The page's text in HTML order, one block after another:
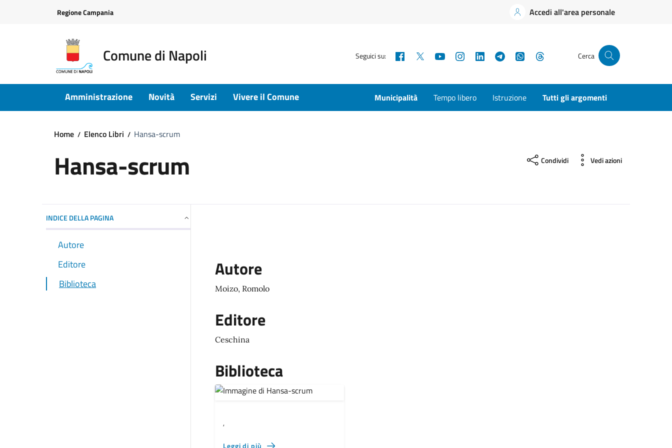
Regione Campania Accedi all'area personale
Comune di Napoli Seguici su: Facebook YouTubeInstagramLinkedInTelegramWhatsApp Cerca
Amministrazione Novità Servizi Vivere il Comune Municipalità Tempo libero Istruzione Tutti gli argomenti
Home Elenco Libri Hansa-scrum
Hansa-scrum Condividi Vedi azioni
INDICE DELLA PAGINA
Autore
Editore
Biblioteca
Autore
Moizo, Romolo
Editore
Ceschina
Biblioteca
,
Leggi di più